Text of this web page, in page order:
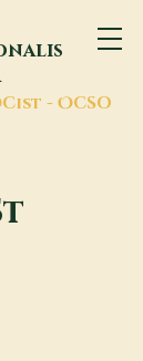
Cist - OCSO